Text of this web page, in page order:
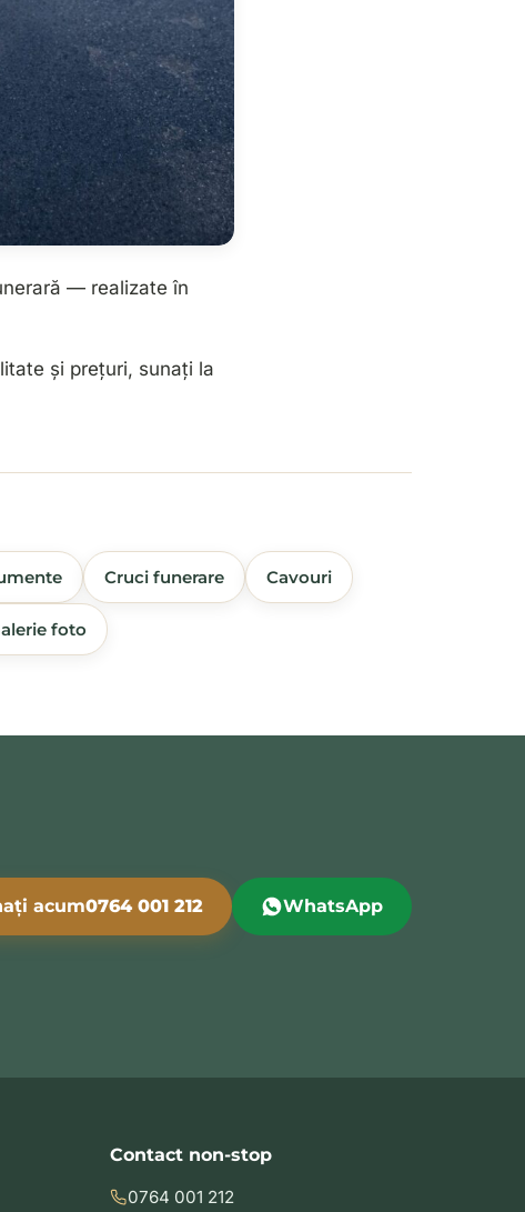
— realizate în
și prețuri, sunați la
Cruci funerare Cavouri
foto
acum0764 001 212 WhatsApp
Contact non-stop
0764 001 212